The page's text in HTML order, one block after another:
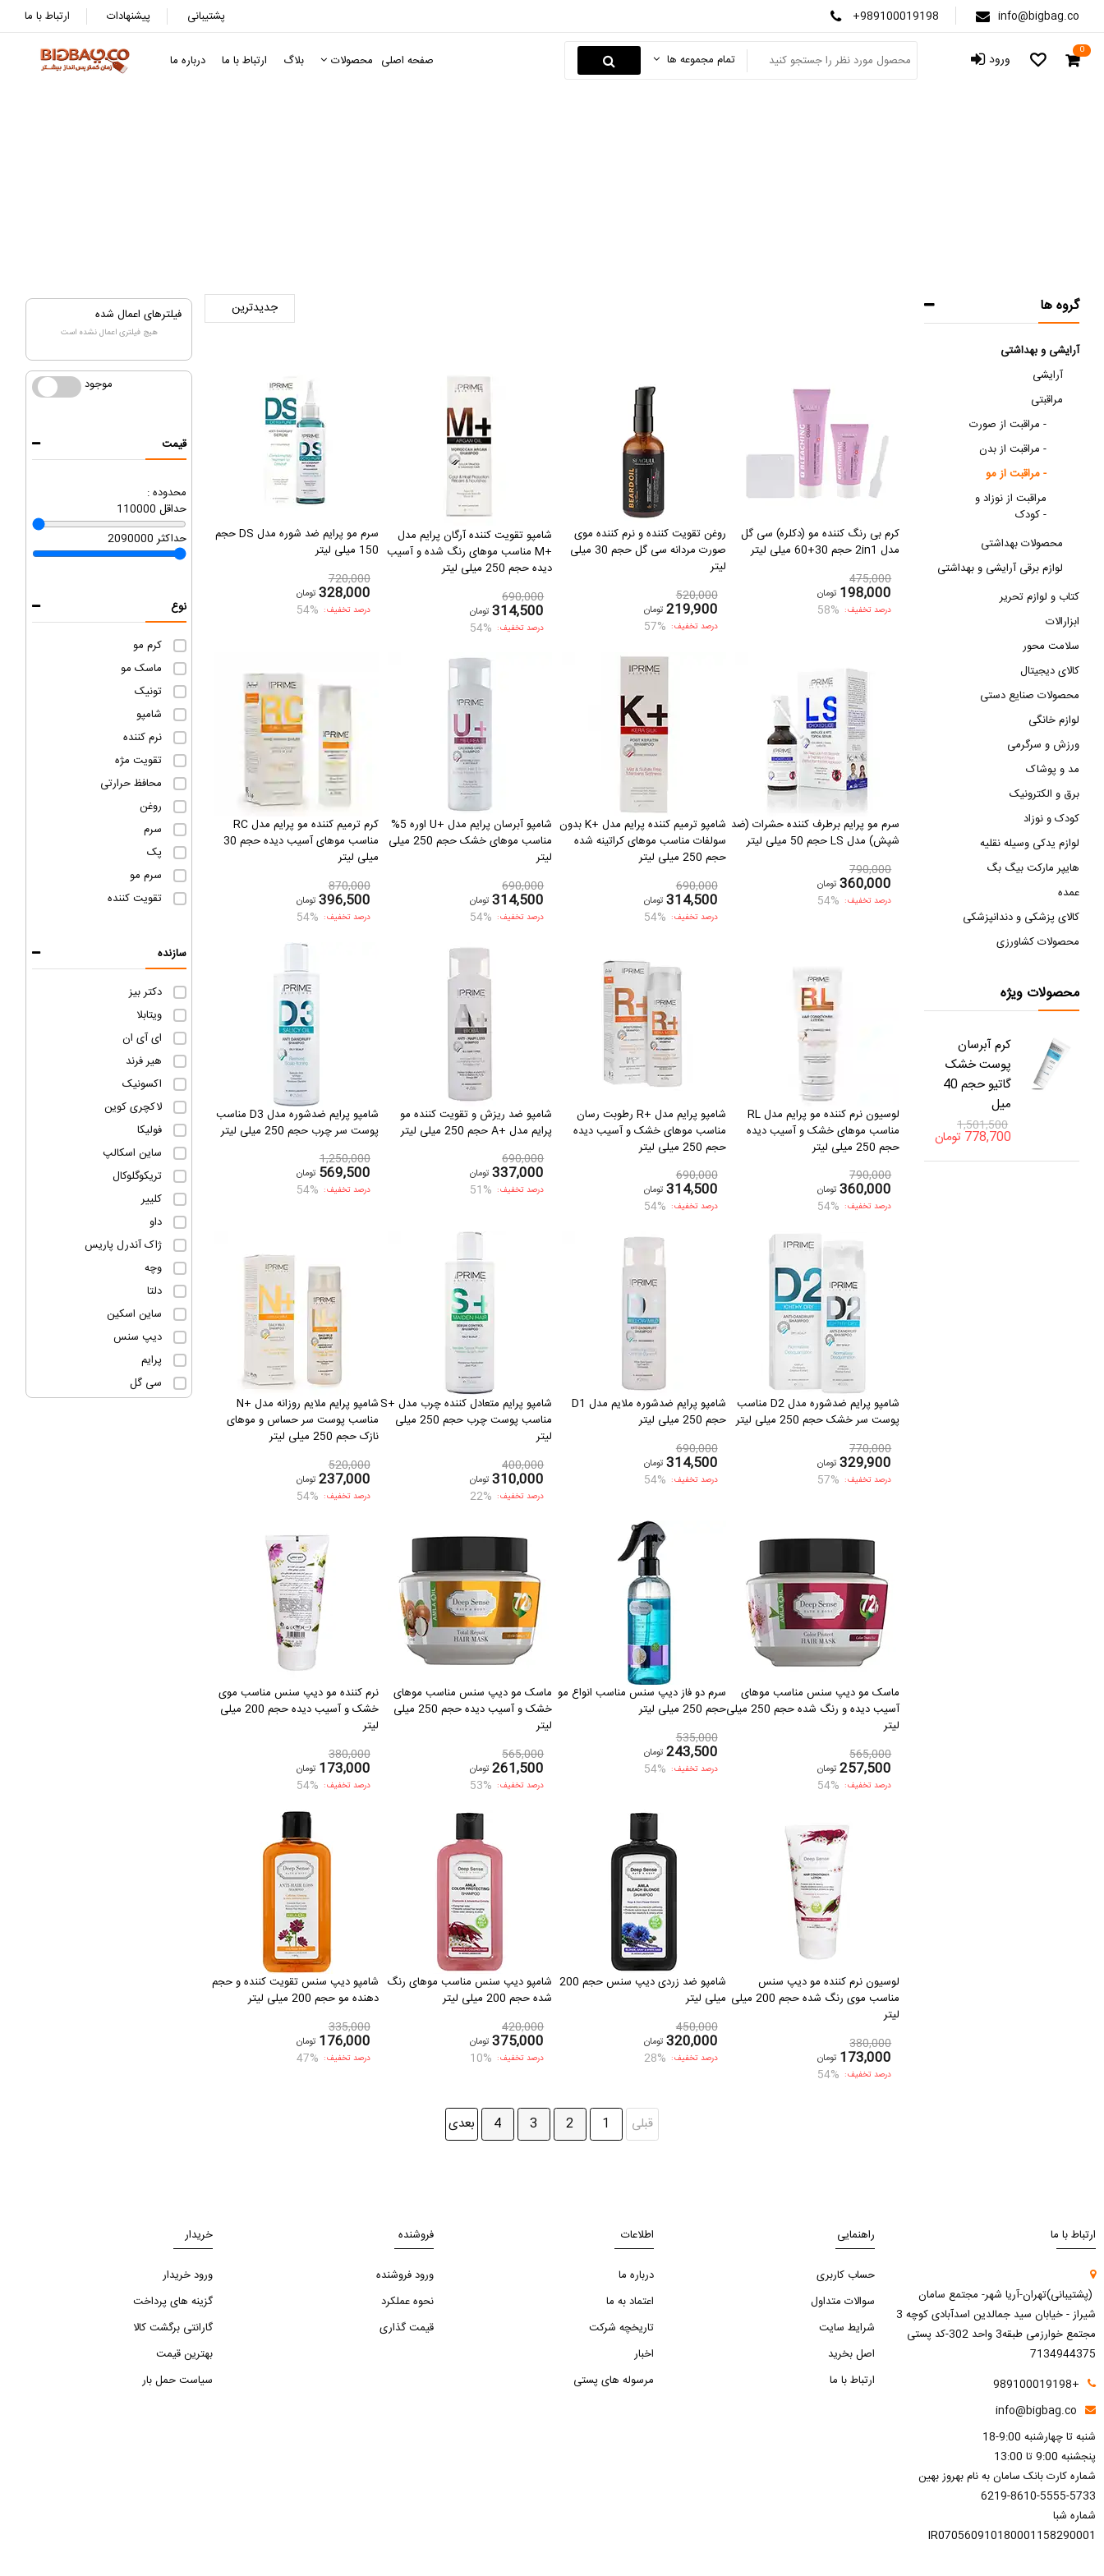
ارتباط با ما پیشنهادات پشتیبانی +989100019198 info@bigbag.co
صفحه اصلی محصولات بلاگ ارتباط با ما درباره ما تمام مجموعه ها ورود 0
فیلترهای اعمال شده
هیچ فیلتری اعمال نشده است
موجود موجود
قیمت
محدوده :
110000 حداقل
2090000 حداکثر
نوع
کرم مو
ماسک مو
تونیک
شامپو
نرم کننده
تقویت مژه
محافظ حرارتی
روغن
سرم
پک
سرم مو
تقویت کننده
سازنده
دکتر بیز
ویتابلا
ای آی ان
هیر فرند
اکسونیک
لاکچری کوین
فولیکا
ساین اسکالپ
تریكوگلوكال
کلییر
داو
ژاک آندرل پاریس
وچه
دلتا
ساین اسکین
دیپ سنس
پرایم
سی گل
کرم بی رنگ کننده مو (دکلره) سی گل
مدل 2in1 حجم 30+60 میلی لیتر
475,000
198,000 تومان
درصد تخفیف: 58%
روغن تقویت کننده و نرم کننده موی
صورت مردانه سی گل حجم 30 میلی
لیتر
520,000
219,900 تومان
درصد تخفیف: 57%
شامپو تقویت کننده آرگان پرایم مدل
+M مناسب موهای رنگ شده و آسیب
دیده حجم 250 میلی لیتر
690,000
314,500 تومان
درصد تخفیف: 54%
سرم مو پرایم ضد شوره مدل DS حجم
150 میلی لیتر
720,000
328,000 تومان
درصد تخفیف: 54%
سرم مو پرایم برطرف کننده حشرات (ضد
شپش) مدل LS حجم 50 میلی لیتر
790,000
360,000 تومان
درصد تخفیف: 54%
شامپو ترمیم کننده پرایم مدل +K بدون
سولفات مناسب موهای کراتینه شده
حجم 250 میلی لیتر
690,000
314,500 تومان
درصد تخفیف: 54%
شامپو آبرسان پرایم مدل +U اوره 5%
مناسب موهای خشک حجم 250 میلی
لیتر
690,000
314,500 تومان
درصد تخفیف: 54%
کرم ترمیم کننده مو پرایم مدل RC
مناسب موهای آسیب دیده حجم 30
میلی لیتر
870,000
396,500 تومان
درصد تخفیف: 54%
لوسیون نرم کننده مو پرایم مدل RL
مناسب موهای خشک و آسیب دیده
حجم 250 میلی لیتر
790,000
360,000 تومان
درصد تخفیف: 54%
شامپو پرایم مدل +R رطوبت رسان
مناسب موهای خشک و آسیب دیده
حجم 250 میلی لیتر
690,000
314,500 تومان
درصد تخفیف: 54%
شامپو ضد ریزش و تقویت کننده مو
پرایم مدل +A حجم 250 میلی لیتر
690,000
337,000 تومان
درصد تخفیف: 51%
شامپو پرایم ضدشوره مدل D3 مناسب
پوست سر چرب حجم 250 میلی لیتر
1,250,000
569,500 تومان
درصد تخفیف: 54%
شامپو پرایم ضدشوره مدل D2 مناسب
پوست سر خشک حجم 250 میلی لیتر
770,000
329,900 تومان
درصد تخفیف: 57%
شامپو پرایم ضدشوره ملایم مدل D1
حجم 250 میلی لیتر
690,000
314,500 تومان
درصد تخفیف: 54%
شامپو پرایم متعادل كننده چرب مدل +S
مناسب پوست چرب حجم 250 میلی
لیتر
400,000
310,000 تومان
درصد تخفیف: 22%
شامپو پرایم ملایم روزانه مدل +N
مناسب پوست سر حساس و موهای
نازک حجم 250 میلی لیتر
520,000
237,000 تومان
درصد تخفیف: 54%
ماسک مو دیپ سنس مناسب موهای
آسیب دیده و رنگ شده حجم 250 میلی
لیتر
565,000
257,500 تومان
درصد تخفیف: 54%
سرم دو فاز دیپ سنس مناسب انواع مو
حجم 250 میلی لیتر
535,000
243,500 تومان
درصد تخفیف: 54%
ماسک مو دیپ سنس مناسب موهای
خشک و آسیب دیده حجم 250 میلی
لیتر
565,000
261,500 تومان
درصد تخفیف: 53%
نرم کننده مو دیپ سنس مناسب موی
خشک و آسیب دیده حجم 200 میلی
لیتر
380,000
173,000 تومان
درصد تخفیف: 54%
لوسیون نرم کننده مو دیپ سنس
مناسب موی رنگ شده حجم 200 میلی
لیتر
380,000
173,000 تومان
درصد تخفیف: 54%
شامپو ضد زردی دیپ سنس حجم 200
میلی لیتر
450,000
320,000 تومان
درصد تخفیف: 28%
شامپو دیپ سنس مناسب موهای رنگ
شده حجم 200 میلی لیتر
420,000
375,000 تومان
درصد تخفیف: 10%
شامپو دیپ سنس تقویت کننده و حجم
دهنده مو حجم 200 میلی لیتر
335,000
176,000 تومان
درصد تخفیف: 47%
قبلی 1
2
3
4 بعدی
گروه ها
آرایشی و بهداشتی
آرایشی
مراقبتی
مراقبت از صورت -
مراقبت از بدن -
مراقبت از مو -
مراقبت از نوزاد و
کودک -
محصولات بهداشتی
لوازم برقی آرایشی و بهداشتی
کتاب و لوازم تحریر
ابزارالات
سلامت محور
کالای دیجیتال
محصولات صنایع دستی
لوازم خانگی
ورزش و سرگرمی
مد و پوشاک
برق و الکترونیک
کودک و نوزاد
لوازم یدکی وسیله نقلیه
هایپر مارکت بیگ بگ
عمده
کالای پزشکی و دندانپزشکی
محصولات کشاورزی
محصولات ویژه
کرم آبرسان
پوست خشک
گاتیو حجم 40
میل
1,501,500
778,700 تومان
ارتباط با ما
(پشتیبانی)تهران-آریا شهر- مجتمع سامان
شیراز - خیابان سید جمالدین اسدآبادی کوچه 3
مجتمع خوارزمی طبقه3 واحد 302-کد پستی
7134944375
+989100019198
info@bigbag.co
شنبه تا چهارشنبه 9:00-18
پنجشنبه 9:00 تا 13:00
شماره کارت بانک سامان به نام بهروز بهین
6219-8610-5555-5733
شماره شبا
IR070560910180001158290001
راهنمایی
حساب کاربری
سوالات متداول
شرایط سایت
اصل بخرید
ارتباط با ما
اطلاعات
درباره ما
اعتماد به ما
تاریخچه شرکت
اخبار
مرسوله های پستی
فروشنده
ورود فروشنده
نحوه عملکرد
قیمت گذاری
خریدار
ورود خریدار
گزینه های پرداخت
گارانتی برگشت کالا
بهترین قیمت
سیاست حمل بار